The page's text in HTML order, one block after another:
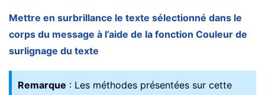
Mettre en surbrillance le texte sélectionné dans le
corps du message à l’aide de la fonction Couleur de
surlignage du texte
Remarque : Les méthodes présentées sur cette